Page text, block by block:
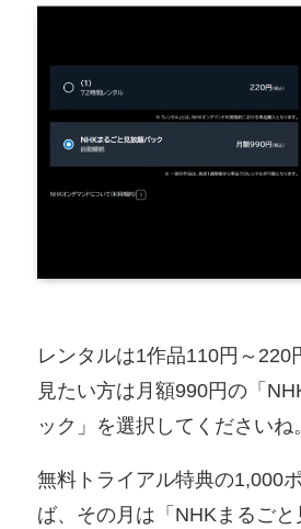
レンタルは1作品110円～220
見たい方は月額990円の「
ック」を選択してくださいね。
無料トライアル特典の1,000
ば、その月は「NHKまるご